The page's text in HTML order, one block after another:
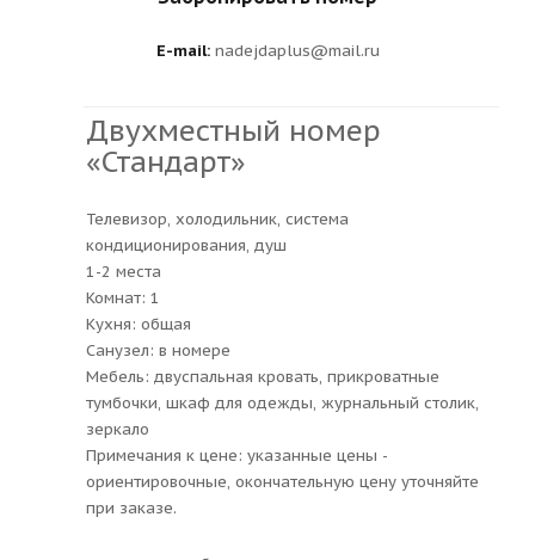
E-mail:nadejdaplus@mail.ru
Двухместный номер
«Стандарт»
Телевизор, холодильник, система
кондиционирования, душ
1-2 места
Комнат: 1
Кухня: общая
Санузел: в номере
Мебель: двуспальная кровать, прикроватные
тумбочки, шкаф для одежды, журнальный столик,
зеркало
Примечания к цене: указанные цены -
ориентировочные, окончательную цену уточняйте
при заказе.